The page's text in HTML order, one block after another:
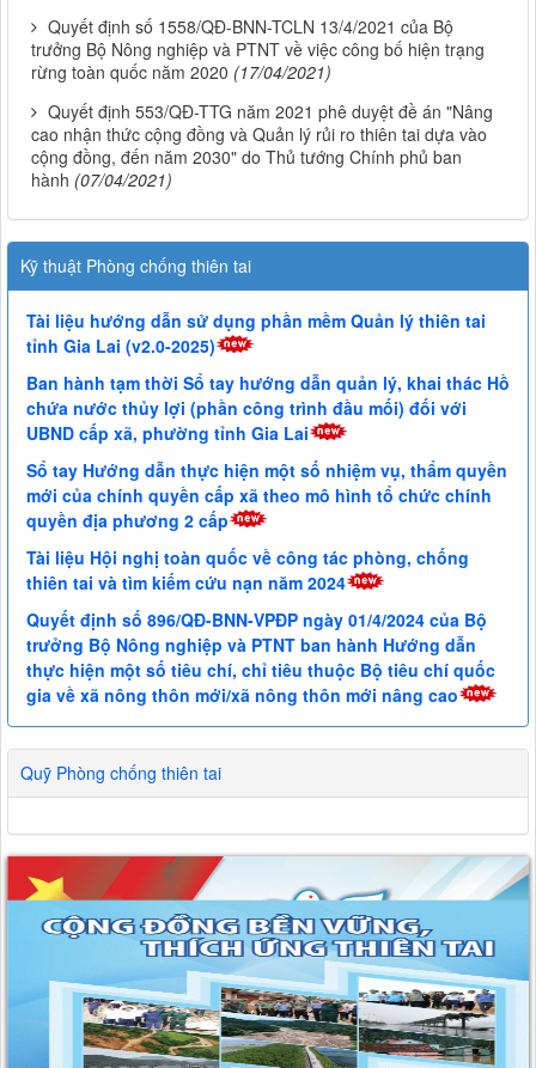
Quyết định số 1558/QĐ-BNN-TCLN 13/4/2021 của Bộ
trưởng Bộ Nông nghiệp và PTNT về việc công bố hiện trạng
rừng toàn quốc năm 2020 (17/04/2021)
Quyết định 553/QĐ-TTG năm 2021 phê duyệt đề án "Nâng
cao nhận thức cộng đồng và Quản lý rủi ro thiên tai dựa vào
cộng đồng, đến năm 2030" do Thủ tướng Chính phủ ban
hành (07/04/2021)
Kỹ thuật Phòng chống thiên tai
Tài liệu hướng dẫn sử dụng phần mềm Quản lý thiên tai
tỉnh Gia Lai (v2.0-2025)
Ban hành tạm thời Sổ tay hướng dẫn quản lý, khai thác Hồ
chứa nước thủy lợi (phần công trình đầu mối) đối với
UBND cấp xã, phường tỉnh Gia Lai
Sổ tay Hướng dẫn thực hiện một số nhiệm vụ, thẩm quyền
mới của chính quyền cấp xã theo mô hình tổ chức chính
quyền địa phương 2 cấp
Tài liệu Hội nghị toàn quốc về công tác phòng, chống
thiên tai và tìm kiếm cứu nạn năm 2024
Quyết định số 896/QĐ-BNN-VPĐP ngày 01/4/2024 của Bộ
trưởng Bộ Nông nghiệp và PTNT ban hành Hướng dẫn
thực hiện một số tiêu chí, chỉ tiêu thuộc Bộ tiêu chí quốc
gia về xã nông thôn mới/xã nông thôn mới nâng cao
Quỹ Phòng chống thiên tai